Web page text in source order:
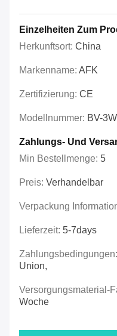
Einzelheiten Zum
Herkunftsort: China
Markenname: AFK
Zertifizierung: CE
Modellnummer: BV-
Zahlungs- Und
Min Bestellmenge: 5
Preis: Verhandelbar
Verpackung
Lieferzeit: 5-7days
Zahlungsbedingungen:
Union,
Versorgungsmaterial-
Woche